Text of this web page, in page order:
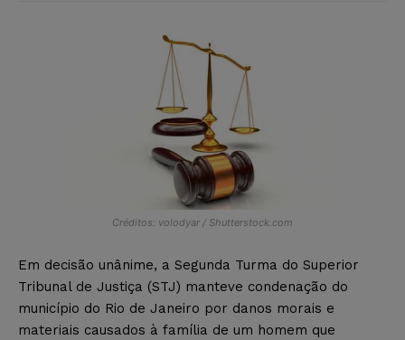
Créditos: volodyar / Shutterstock.com
Em decisão unânime, a Segunda Turma do Superior
Tribunal de Justiça (STJ) manteve condenação do
município do Rio de Janeiro por danos morais e
materiais causados à família de um homem que